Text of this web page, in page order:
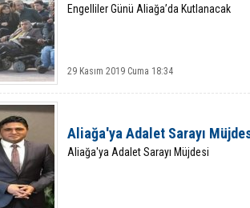
Engelliler Günü Aliağa’da Kutlanacak
29 Kasım 2019 Cuma 18:34
Aliağa'ya Adalet Sarayı
Aliağa'ya Adalet Sarayı Müjdesi